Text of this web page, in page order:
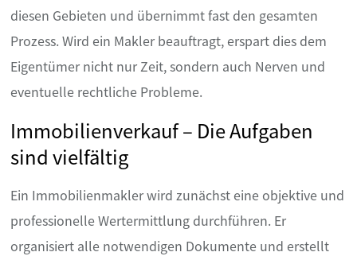
diesen Gebieten und übernimmt fast den gesamten
Prozess. Wird ein Makler beauftragt, erspart dies dem
Eigentümer nicht nur Zeit, sondern auch Nerven und
eventuelle rechtliche Probleme.
Immobilienverkauf – Die Aufgaben
sind vielfältig
Ein Immobilienmakler wird zunächst eine objektive und
professionelle Wertermittlung durchführen. Er
organisiert alle notwendigen Dokumente und erstellt